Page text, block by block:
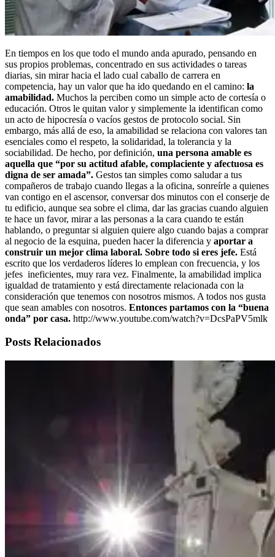
En tiempos en los que todo el mundo anda apurado, pensando en
sus propios problemas, concentrado en sus actividades o tareas
diarias, sin mirar hacia el lado cual caballo de carrera en
competencia, hay un valor que ha ido quedando en el camino: la
amabilidad. Muchos la perciben como un simple acto de cortesía o
educación. Otros le quitan valor y simplemente la identifican como
un acto de hipocresía o vacíos gestos de protocolo social. Sin
embargo, más allá de eso, la amabilidad se relaciona con valores tan
esenciales como el respeto, la solidaridad, la tolerancia y la
sociabilidad. De hecho, por definición, una persona amable es
aquella que “por su actitud afable, complaciente y afectuosa es
digna de ser amada”. Gestos tan simples como saludar a tus
compañeros de trabajo cuando llegas a la oficina, sonreírle a quienes
van contigo en el ascensor, conversar dos minutos con el conserje de
tu edificio, aunque sea sobre el clima, dar las gracias cuando alguien
te hace un favor, mirar a las personas a la cara cuando te están
hablando, o preguntar si alguien quiere algo cuando bajas a comprar
al negocio de la esquina, pueden hacer la diferencia y aportar a
construir un mejor clima laboral. Sobre todo si eres jefe. Está
escrito que los verdaderos líderes lo emplean con frecuencia, y los
jefes ineficientes, muy rara vez. Finalmente, la amabilidad implica
igualdad de tratamiento y está directamente relacionada con la
consideración que tenemos con nosotros mismos. A todos nos gusta
que sean amables con nosotros. Entonces partamos con la “buena
onda” por casa. http://www.youtube.com/watch?v=DcsPaPV5mlk
Posts Relacionados